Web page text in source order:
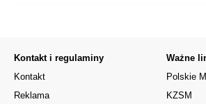
Kontakt i regulaminy
Kontakt
Reklama
Ważne
Polskie
KZSM